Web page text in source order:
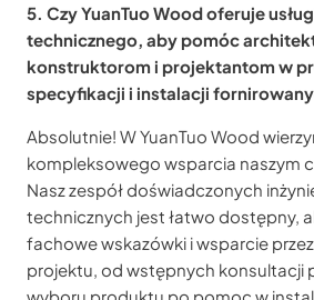
5. Czy YuanTuo Wood oferuje
technicznego, aby pomóc
konstruktorom i projektantom w
specyfikacji i instalacji
Absolutnie! W YuanTuo Wood
kompleksowego wsparcia naszym
Nasz zespół doświadczonych
technicznych jest łatwo dostępny,
fachowe wskazówki i wsparcie
projektu, od wstępnych konsultacji